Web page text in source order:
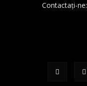
Contactați-ne: